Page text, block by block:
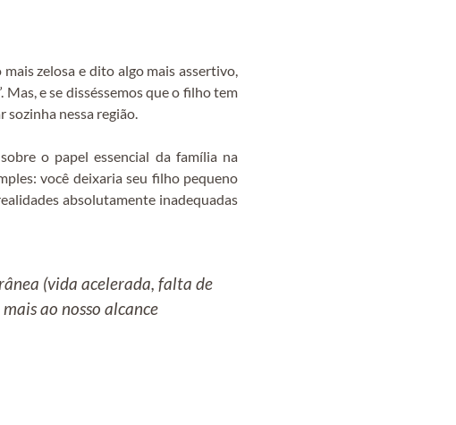
zelosa e dito algo mais assertivo,
Mas, e se disséssemos que o filho tem
sozinha nessa região.
o papel essencial da família na
você deixaria seu filho pequeno
absolutamente inadequadas
(vida acelerada, falta de
ao nosso alcance